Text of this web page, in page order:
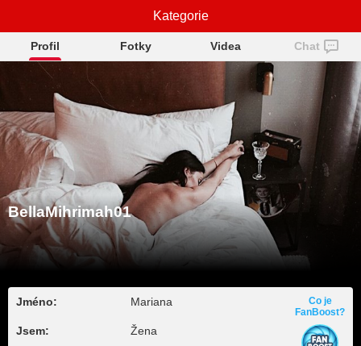
BellaMihrimah01
Profil Fotky Videa Chat
BellaMihrimah01
Jméno: Mariana
Jsem: Žena
Co je
FanBoost?
Kategorie